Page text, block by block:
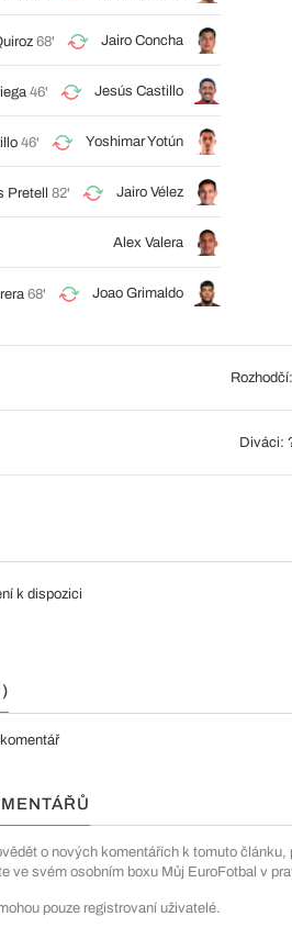
68' Jairo Concha
46' Jesús Castillo
46' Yoshimar Yotún
Pretell 82' Jairo Vélez
Alex Valera
68' Joao Grimaldo
Diváci:
k dispozici
o nových komentářích k tomuto
ve svém osobním boxu Můj EuroFotbal v
pouze registrovaní uživatelé.